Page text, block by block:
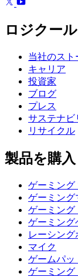
ロジクー
当社のスト
キャリア
投資家
ブログ
プレス
サステナビ
リサイクル
製品を購入
ゲーミング
ゲーミング
ゲーミング
ゲーミング
レーシング
マイク
ゲームパッ
ゲーミング